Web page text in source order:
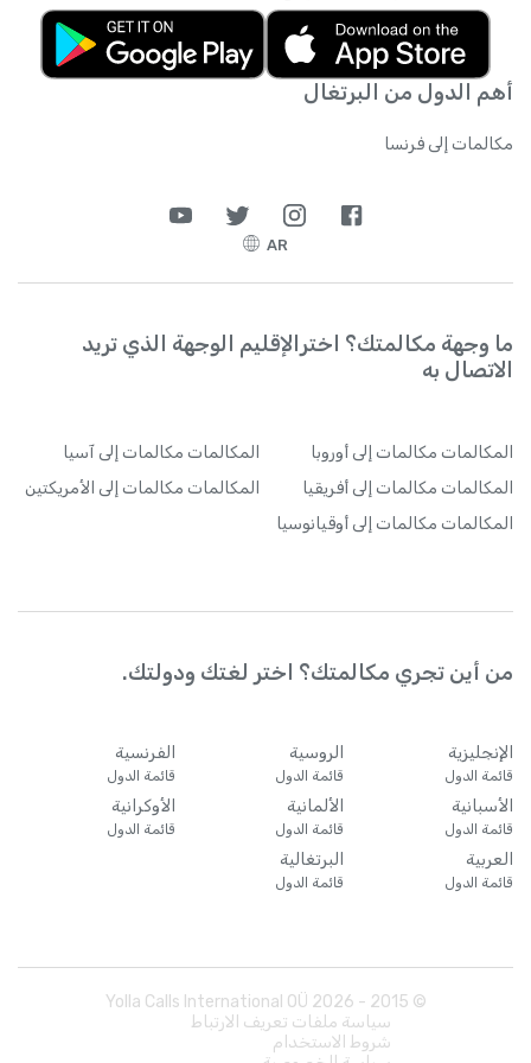
أهم الدول من البرتغال
مكالمات إلى فرنسا
AR
ما وجهة مكالمتك؟ اخترالإقليم الوجهة الذي تريد
الاتصال به
المكالمات مكالمات إلى أوروبا المكالمات مكالمات إلى آسيا
المكالمات مكالمات إلى أفريقيا المكالمات مكالمات إلى الأمريكتين
المكالمات مكالمات إلى أوقيانوسيا
من أين تجري مكالمتك؟ اختر لغتك ودولتك.
الإنجليزية
قائمة الدول
الروسية
قائمة الدول
الفرنسية
قائمة الدول
الأسبانية
قائمة الدول
الألمانية
قائمة الدول
الأوكرانية
قائمة الدول
العربية
قائمة الدول
البرتغالية
قائمة الدول
© 2015 -
2026
سياسة ملفات تعريف الارتباط
شروط الاستخدام